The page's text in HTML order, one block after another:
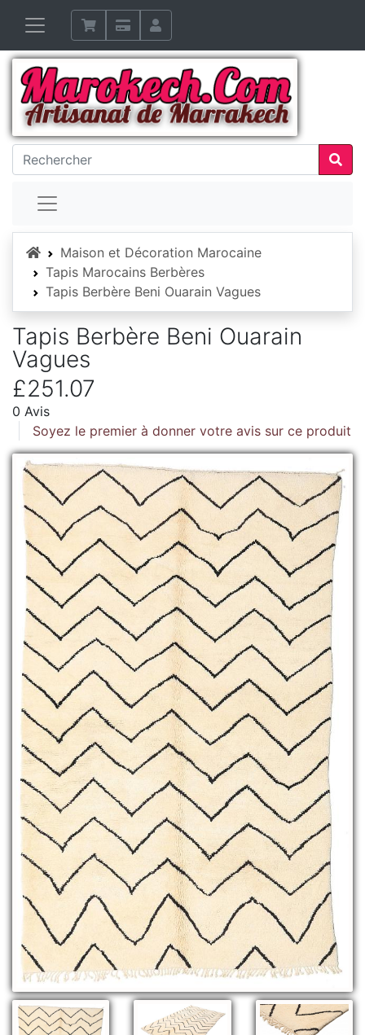
AccueilMaison et Décoration Marocaine
Tapis Marocains Berbères
Tapis Berbère Beni Ouarain Vagues
Tapis Berbère Beni Ouarain
Vagues
£251.07
0 Avis
Soyez le premier à donner votre avis sur ce produit